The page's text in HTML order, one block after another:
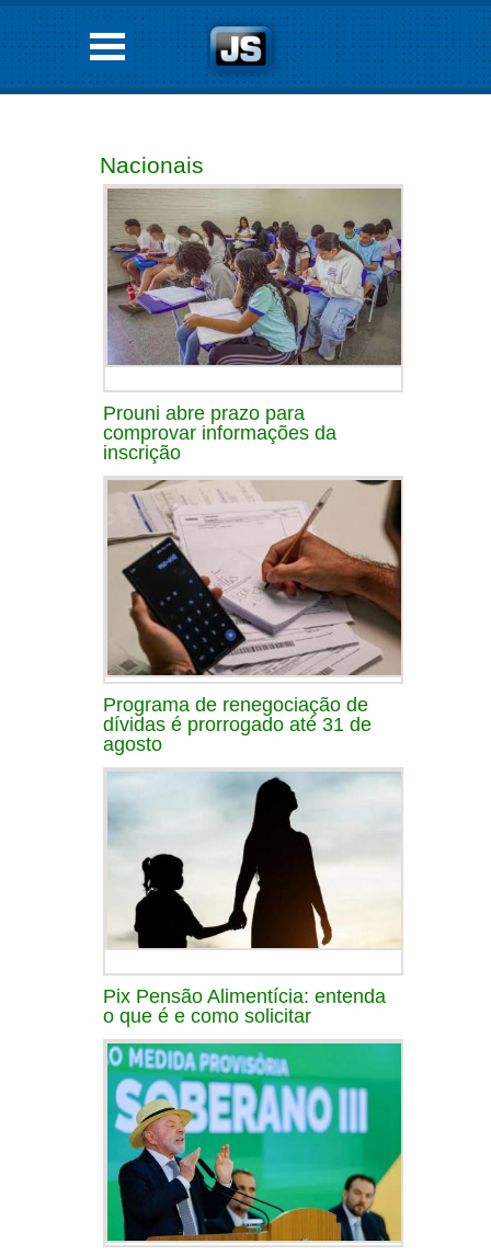
Nacionais
Prouni abre prazo para
comprovar informações da
inscrição
Programa de renegociação de
dívidas é prorrogado até 31 de
agosto
Pix Pensão Alimentícia: entenda
o que é e como solicitar